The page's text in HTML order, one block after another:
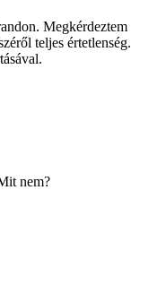
Megkérdeztem
teljes értetlenség.
nem?